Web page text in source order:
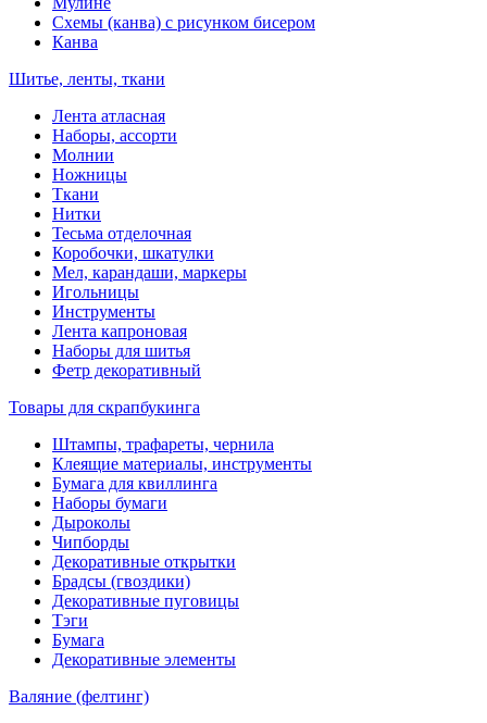
Схемы (канва) с рисунком бисером
Канва
Шитье, ленты, ткани
Лента атласная
Наборы, ассорти
Молнии
Ножницы
Ткани
Нитки
Тесьма отделочная
Коробочки, шкатулки
Мел, карандаши, маркеры
Игольницы
Инструменты
Лента капроновая
Наборы для шитья
Фетр декоративный
Товары для скрапбукинга
Штампы, трафареты, чернила
Клеящие материалы, инструменты
Бумага для квиллинга
Наборы бумаги
Дыроколы
Чипборды
Декоративные открытки
Брадсы (гвоздики)
Декоративные пуговицы
Тэги
Бумага
Декоративные элементы
Валяние (фелтинг)